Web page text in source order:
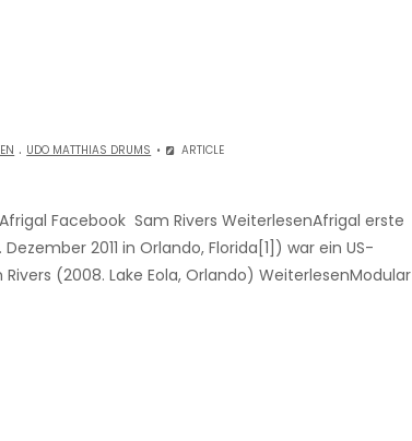
. UDO MATTHIAS DRUMS ARTICLE
Facebook Sam Rivers WeiterlesenAfrigal erste
2011 in Orlando, Florida[1]) war ein US-
(2008. Lake Eola, Orlando) WeiterlesenModular